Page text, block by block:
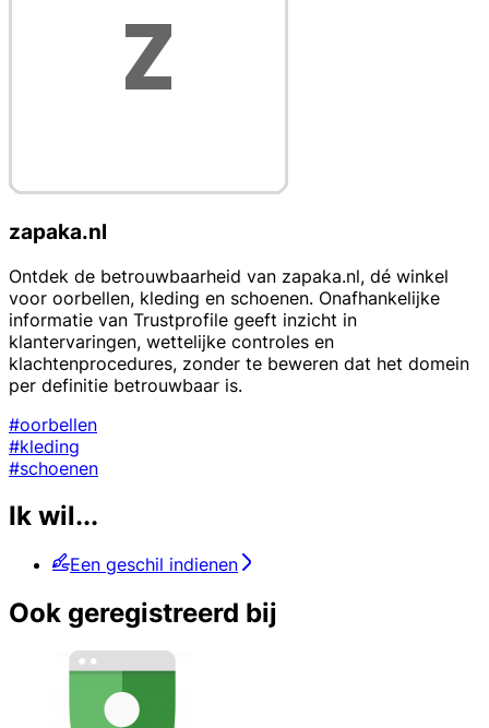
zapaka.nl
Ontdek de betrouwbaarheid van zapaka.nl, dé winkel
voor oorbellen, kleding en schoenen. Onafhankelijke
informatie van Trustprofile geeft inzicht in
klantervaringen, wettelijke controles en
klachtenprocedures, zonder te beweren dat het domein
per definitie betrouwbaar is.
#oorbellen
#kleding
#schoenen
Ik wil...
Een geschil indienen
Ook geregistreerd bij